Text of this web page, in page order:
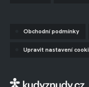
Obchodní podmínky
Upravit nastavení